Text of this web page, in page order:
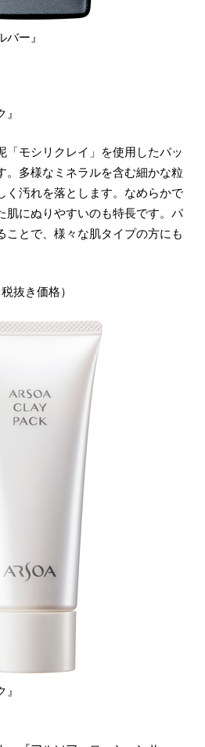
ー』
「モシリクレイ」を使用したパッ
。多様なミネラルを含む細かな粒
く汚れを落とします。なめらかで
肌にぬりやすいのも特長です。パ
ことで、様々な肌タイプの方にも
抜き価格）